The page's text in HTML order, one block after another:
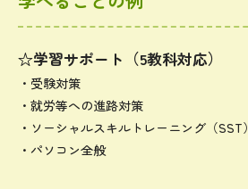
☆学習サポート（5教科対応）
・受験対策
・就労等への進路対策
・ソーシャルスキルトレーニング（SST）
・パソコン全般